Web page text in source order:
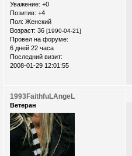
Уважение: +0
Позитив: +4
Пол: Женский
Возраст: 36 [1990-04-21]
Провел на форуме:
6 дней 22 часа
Последний визит:
2008-01-29 12:01:55
1993FaithfuLAngeL
Ветеран